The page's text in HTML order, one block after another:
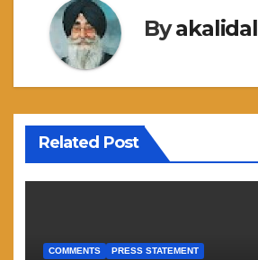
Byakalidal
Related Post
COMMENTS PRESS STATEMENT